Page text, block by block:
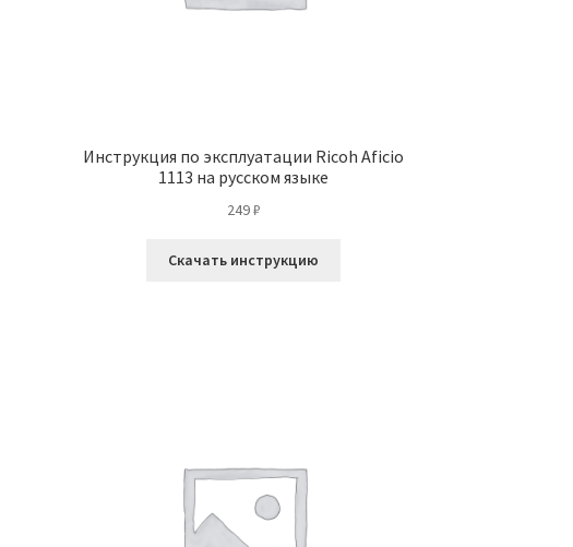
Инструкция по эксплуатации Ricoh Aficio
1113 на русском языке
249₽
Скачать инструкцию